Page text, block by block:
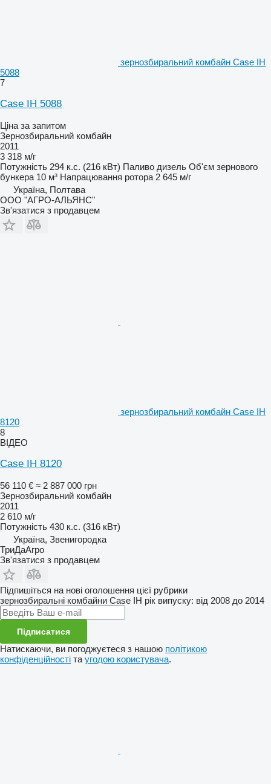
зернозбиральний комбайн Case IH
5088
7
Case IH 5088
Ціна за запитом
Зернозбиральний комбайн
2011
3 318 м/г
Потужність 294 к.с. (216 кВт) Паливо дизель Об'єм зернового
бункера 10 м³ Напрацювання ротора 2 645 м/г
Україна, Полтава
ООО "АГРО-АЛЬЯНС"
Зв'язатися з продавцем
зернозбиральний комбайн Case IH
8120
8
ВІДЕО
Case IH 8120
56 110 € ≈ 2 887 000 грн
Зернозбиральний комбайн
2011
2 610 м/г
Потужність 430 к.с. (316 кВт)
Україна, Звенигородка
ТриДаАгро
Зв'язатися з продавцем
Підпишіться на нові оголошення цієї рубрики
зернозбиральні комбайни Case IH рік випуску: від 2008 до 2014
Підписатися
Натискаючи, ви погоджуєтеся з нашою політикою
конфіденційності та угодою користувача.